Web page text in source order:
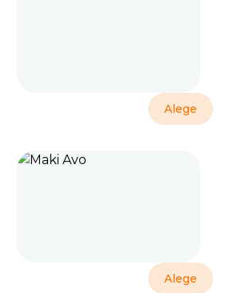
Alege
Alege